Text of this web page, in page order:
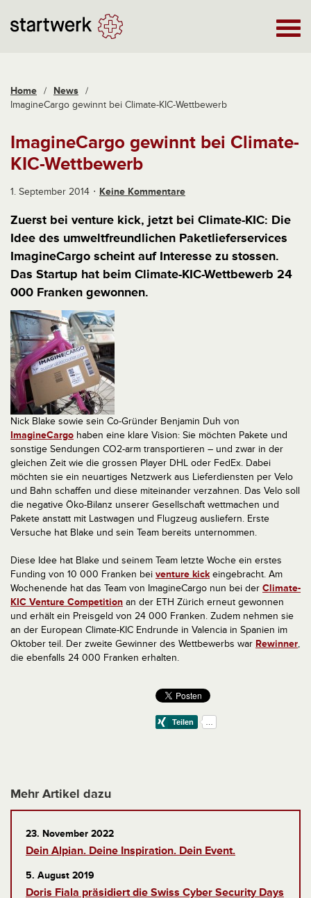
Home / News /
ImagineCargo gewinnt bei Climate-KIC-Wettbewerb
ImagineCargo gewinnt bei Climate-
KIC-Wettbewerb
1. September 2014 Keine Kommentare
Zuerst bei venture kick, jetzt bei Climate-KIC: Die
Idee des umweltfreundlichen Paketlieferservices
ImagineCargo scheint auf Interesse zu stossen.
Das Startup hat beim Climate-KIC-Wettbewerb 24
000 Franken gewonnen.
Nick Blake sowie sein Co-Gründer Benjamin Duh von
ImagineCargo haben eine klare Vision: Sie möchten Pakete und
sonstige Sendungen CO2-arm transportieren – und zwar in der
gleichen Zeit wie die grossen Player DHL oder FedEx. Dabei
möchten sie ein neuartiges Netzwerk aus Lieferdiensten per Velo
und Bahn schaffen und diese miteinander verzahnen. Das Velo soll
die negative Öko-Bilanz unserer Gesellschaft wettmachen und
Pakete anstatt mit Lastwagen und Flugzeug ausliefern. Erste
Versuche hat Blake und sein Team bereits unternommen.
Diese Idee hat Blake und seinem Team letzte Woche ein erstes
Funding von 10 000 Franken bei venture kickeingebracht. Am
Wochenende hat das Team von ImagineCargo nun bei der Climate-
KIC Venture Competition an der ETH Zürich erneut gewonnen
und erhält ein Preisgeld von 24 000 Franken. Zudem nehmen sie
an der European Climate-KIC Endrunde in Valencia in Spanien im
Oktober teil. Der zweite Gewinner des Wettbewerbs war Rewinner,
die ebenfalls 24 000 Franken erhalten.
Mehr Artikel dazu
23. November 2022
Dein Alpian. Deine Inspiration. Dein Event.
5. August 2019
Doris Fiala präsidiert die Swiss Cyber Security Days